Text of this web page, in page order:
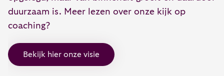
duurzaam is. Meer lezen over onze kijk op
coaching?
Bekijk hier onze visie